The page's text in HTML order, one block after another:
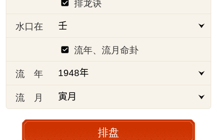
水口在
流年、流月命卦
流 年
流 月
排盘